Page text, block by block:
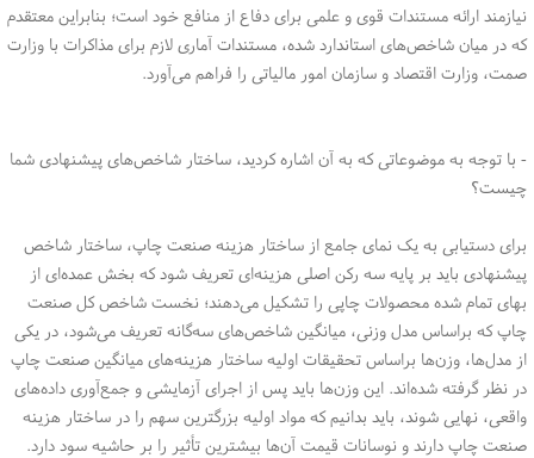
نیازمند ارائه مستندات قوی و علمی برای دفاع از منافع خود است؛ بنابراین معتقدم
که در میان شاخص‌های استاندارد شده، مستندات آماری لازم برای مذاکرات با وزارت
صمت، وزارت اقتصاد و سازمان امور مالیاتی را فراهم می‌آورد.
- با توجه به موضوعاتی که به آن اشاره کردید، ساختار شاخص‌های پیشنهادی شما
چیست؟
برای دستیابی به یک نمای جامع از ساختار هزینه صنعت چاپ، ساختار شاخص
پیشنهادی باید بر پایه سه رکن اصلی هزینه‌ای تعریف شود که بخش عمده‌ای از
بهای تمام شده محصولات چاپی را تشکیل می‌دهند؛ نخست شاخص کل صنعت
چاپ که براساس مدل وزنی، میانگین شاخص‌های سه‌گانه تعریف می‌شود، در یکی
از مدل‌ها، وزن‌ها براساس تحقیقات اولیه ساختار هزینه‌های میانگین صنعت چاپ
در نظر گرفته شده‌اند. این وزن‌ها باید پس از اجرای آزمایشی و جمع‌آوری داده‌های
واقعی، نهایی شوند، باید بدانیم که مواد اولیه بزرگترین سهم را در ساختار هزینه
صنعت چاپ دارند و نوسانات قیمت آن‌ها بیشترین تأثیر را بر حاشیه سود دارد.